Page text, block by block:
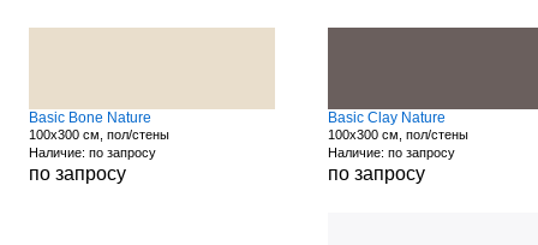
Basic Bone Nature
100x300 см, пол/стены
Наличие: по запросу
по запросу
Basic Clay Nature
100x300 см, пол/стены
Наличие: по запросу
по запросу